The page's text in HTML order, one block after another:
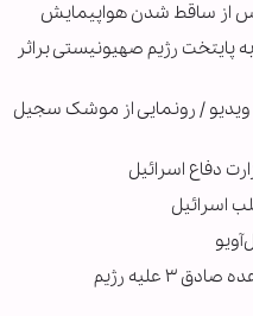
پس از ساقط شدن هواپیمایش
رژیم صهیونیستی براثر
/ رونمایی از موشک سجیل
دفاع اسرائیل
اسرائیل
بیانیه سپاه در پی آغاز عملیات وعده صادق ۳ علیه رژیم